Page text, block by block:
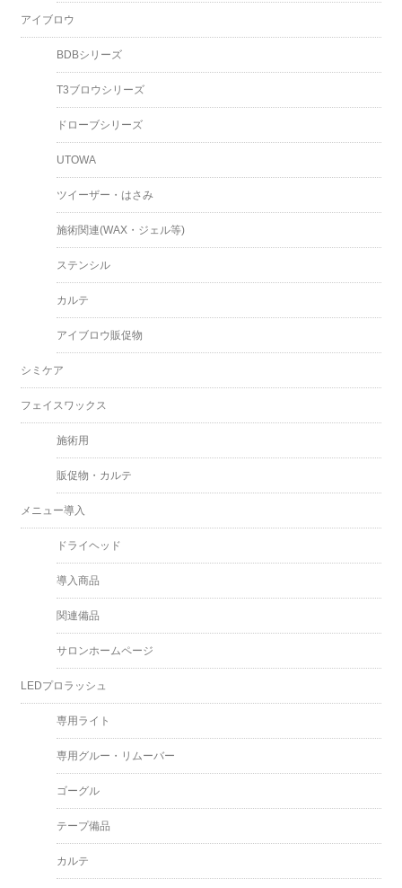
アイブロウ
BDBシリーズ
T3ブロウシリーズ
ドローブシリーズ
UTOWA
ツイーザー・はさみ
施術関連(WAX・ジェル等)
ステンシル
カルテ
アイブロウ販促物
シミケア
フェイスワックス
施術用
販促物・カルテ
メニュー導入
ドライヘッド
導入商品
関連備品
サロンホームページ
LEDプロラッシュ
専用ライト
専用グルー・リムーバー
ゴーグル
テープ備品
カルテ